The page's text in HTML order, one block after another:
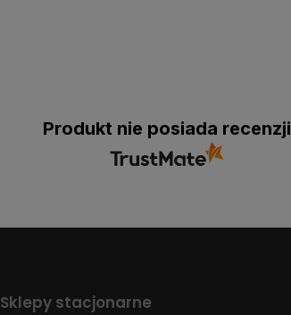
Produkt nie posiada recenzji
Sklepy stacjonarne